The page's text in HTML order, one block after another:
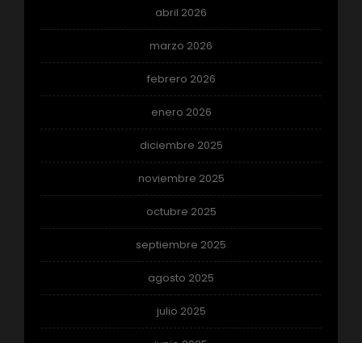
abril 2026
marzo 2026
febrero 2026
enero 2026
diciembre 2025
noviembre 2025
octubre 2025
septiembre 2025
agosto 2025
julio 2025